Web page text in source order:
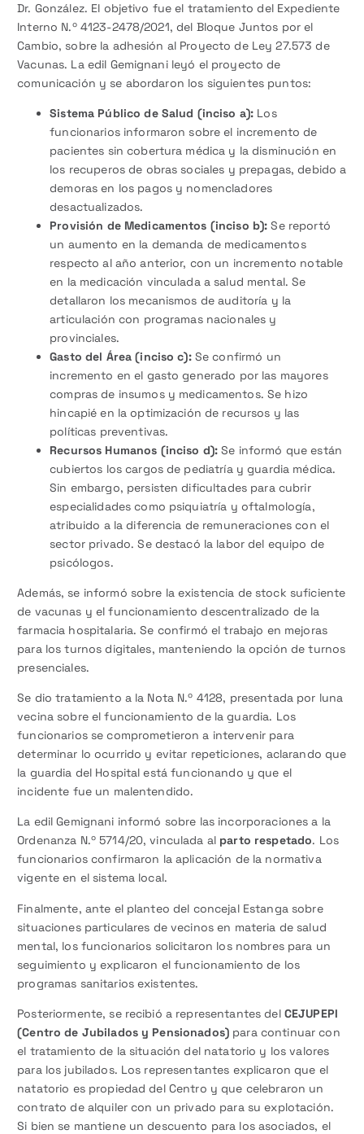
Dr. González. El objetivo fue el tratamiento del Expediente
Interno N.º 4123-2478/2021, del Bloque Juntos por el
Cambio, sobre la adhesión al Proyecto de Ley 27.573 de
Vacunas. La edil Gemignani leyó el proyecto de
comunicación y se abordaron los siguientes puntos:
Sistema Público de Salud (inciso a): Los
funcionarios informaron sobre el incremento de
pacientes sin cobertura médica y la disminución en
los recuperos de obras sociales y prepagas, debido a
demoras en los pagos y nomencladores
desactualizados.
Provisión de Medicamentos (inciso b): Se reportó
un aumento en la demanda de medicamentos
respecto al año anterior, con un incremento notable
en la medicación vinculada a salud mental. Se
detallaron los mecanismos de auditoría y la
articulación con programas nacionales y
provinciales.
Gasto del Área (inciso c):Se confirmó un
incremento en el gasto generado por las mayores
compras de insumos y medicamentos. Se hizo
hincapié en la optimización de recursos y las
políticas preventivas.
Recursos Humanos (inciso d): Se informó que están
cubiertos los cargos de pediatría y guardia médica.
Sin embargo, persisten dificultades para cubrir
especialidades como psiquiatría y oftalmología,
atribuido a la diferencia de remuneraciones con el
sector privado. Se destacó la labor del equipo de
psicólogos.
Además, se informó sobre la existencia de stock suficiente
de vacunas y el funcionamiento descentralizado de la
farmacia hospitalaria. Se confirmó el trabajo en mejoras
para los turnos digitales, manteniendo la opción de turnos
presenciales.
Se dio tratamiento a la Nota N.º 4128, presentada por luna
vecina sobre el funcionamiento de la guardia. Los
funcionarios se comprometieron a intervenir para
determinar lo ocurrido y evitar repeticiones, aclarando que
la guardia del Hospital está funcionando y que el
incidente fue un malentendido.
La edil Gemignani informó sobre las incorporaciones a la
Ordenanza N.º 5714/20, vinculada al parto respetado. Los
funcionarios confirmaron la aplicación de la normativa
vigente en el sistema local.
Finalmente, ante el planteo del concejal Estanga sobre
situaciones particulares de vecinos en materia de salud
mental, los funcionarios solicitaron los nombres para un
seguimiento y explicaron el funcionamiento de los
programas sanitarios existentes.
Posteriormente, se recibió a representantes del CEJUPEPI
(Centro de Jubilados y Pensionados) para continuar con
el tratamiento de la situación del natatorio y los valores
para los jubilados. Los representantes explicaron que el
natatorio es propiedad del Centro y que celebraron un
contrato de alquiler con un privado para su explotación.
Si bien se mantiene un descuento para los asociados, el